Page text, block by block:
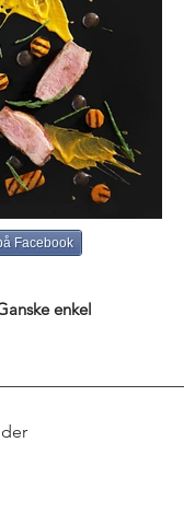
Facebook
enkel